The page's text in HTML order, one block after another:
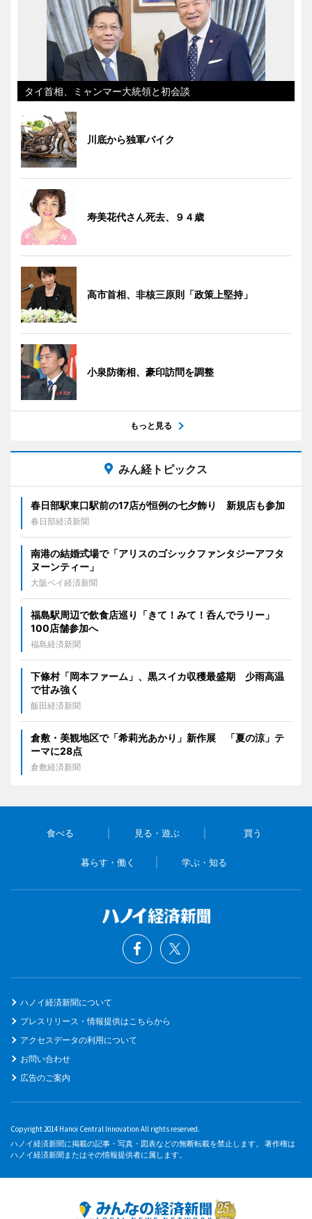
タイ首相、ミャンマー大統領と初会談
川底から独軍バイク
寿美花代さん死去、９４歳
高市首相、非核三原則「政策上堅持」
小泉防衛相、豪印訪問を調整
もっと見る
みん経トピックス
春日部駅東口駅前の17店が恒例の七夕飾り 新規店も参加
春日部経済新聞
南港の結婚式場で「アリスのゴシックファンタジーアフタ
ヌーンティー」
大阪ベイ経済新聞
福島駅周辺で飲食店巡り「きて！みて！呑んでラリー」
100店舗参加へ
福島経済新聞
下條村「岡本ファーム」、黒スイカ収穫最盛期 少雨高温
で甘み強く
飯田経済新聞
倉敷・美観地区で「希莉光あかり」新作展 「夏の涼」テ
ーマに28点
倉敷経済新聞
食べる 見る・遊ぶ 買う
暮らす・働く 学ぶ・知る
ハノイ経済新聞について
プレスリリース・情報提供はこちらから
アクセスデータの利用について
お問い合わせ
広告のご案内
Copyright 2014 Hanoi Central Innovation All rights reserved.
ハノイ経済新聞に掲載の記事・写真・図表などの無断転載を禁止します。 著作権は
ハノイ経済新聞またはその情報提供者に属します。